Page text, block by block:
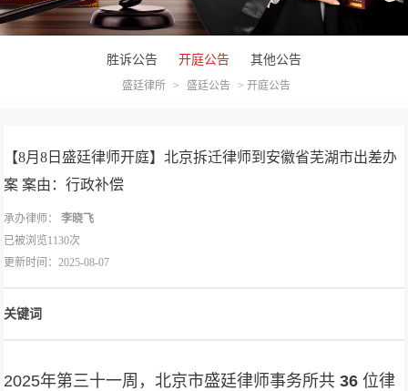
胜诉公告 开庭公告 其他公告
盛廷律所 > 盛廷公告 > 开庭公告
【8月8日盛廷律师开庭】北京拆迁律师到安徽省芜湖市出差办
案 案由：行政补偿
承办律师：
李晓飞
已被浏览1130次
更新时间：2025-08-07
关键词
2025年第三十一周，北京市盛廷律师事务所共36 位律